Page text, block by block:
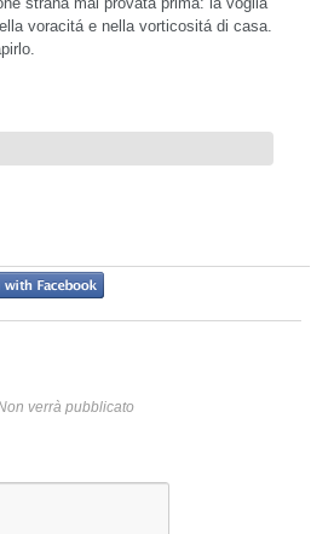
voracitá e nella vorticositá di casa.
verrà pubblicato